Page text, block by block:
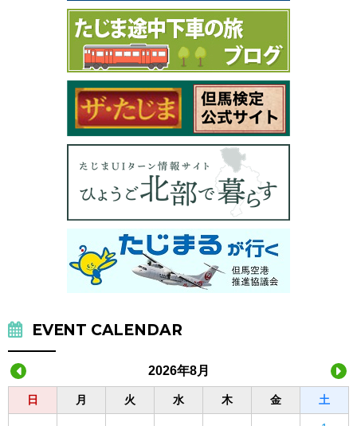
EVENT CALENDAR
2026年8月
日 月 火 水 木 金 土